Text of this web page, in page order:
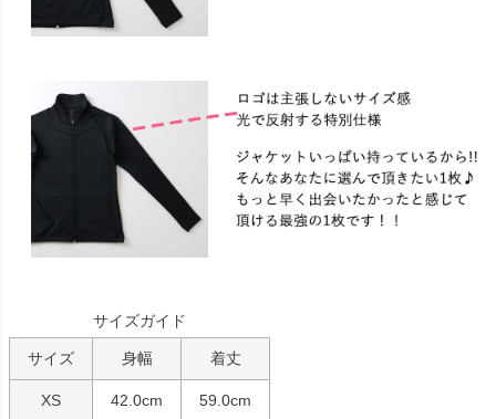
サイズガイド
サイズ 身幅 着丈
XS 42.0cm 59.0cm